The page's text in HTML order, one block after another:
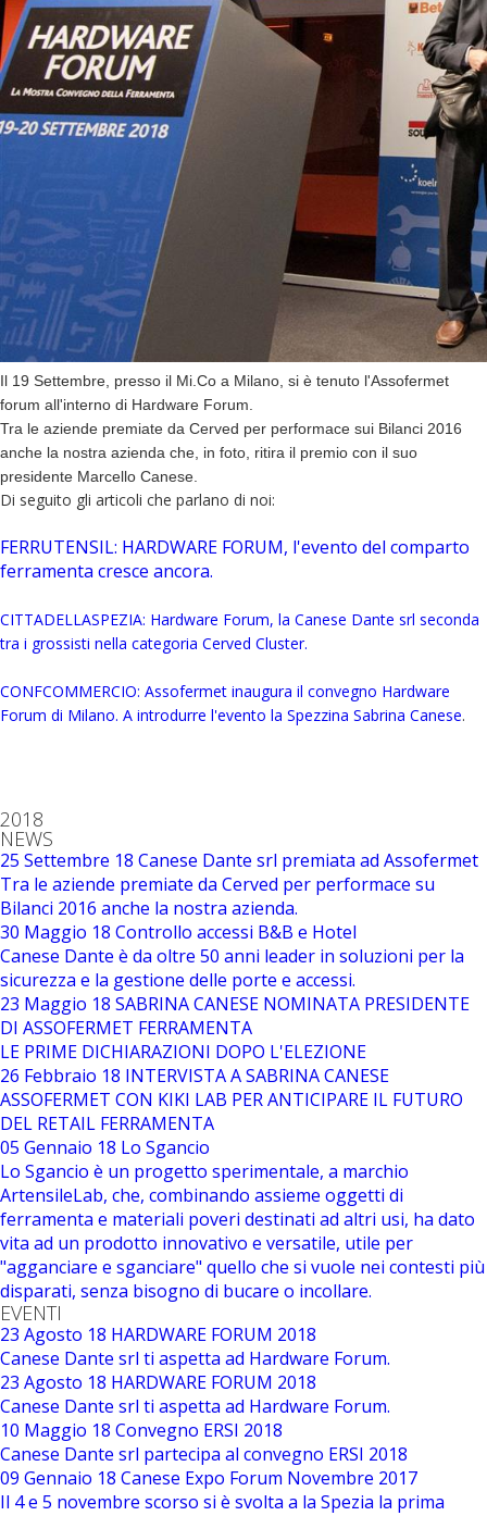
Il 19 Settembre, presso il Mi.Co a Milano, si è tenuto l'Assofermet
forum all'interno di Hardware Forum.
Tra le aziende premiate da Cerved per performace sui Bilanci 2016
anche la nostra azienda che, in foto, ritira il premio con il suo
presidente Marcello Canese.
Di seguito gli articoli che parlano di noi:
FERRUTENSIL: HARDWARE FORUM, l'evento del comparto
ferramenta cresce ancora.
CITTADELLASPEZIA: Hardware Forum, la Canese Dante srl seconda
tra i grossisti nella categoria Cerved Cluster.
CONFCOMMERCIO: Assofermet inaugura il convegno Hardware
Forum di Milano. A introdurre l'evento la Spezzina Sabrina Canese.
2018
NEWS
25 Settembre 18 Canese Dante srl premiata ad Assofermet
Tra le aziende premiate da Cerved per performace su
Bilanci 2016 anche la nostra azienda.
30 Maggio 18 Controllo accessi B&B e Hotel
Canese Dante è da oltre 50 anni leader in soluzioni per la
sicurezza e la gestione delle porte e accessi.
23 Maggio 18 SABRINA CANESE NOMINATA PRESIDENTE
DI ASSOFERMET FERRAMENTA
LE PRIME DICHIARAZIONI DOPO L'ELEZIONE
26 Febbraio 18 INTERVISTA A SABRINA CANESE
ASSOFERMET CON KIKI LAB PER ANTICIPARE IL FUTURO
DEL RETAIL FERRAMENTA
05 Gennaio 18 Lo Sgancio
Lo Sgancio è un progetto sperimentale, a marchio
ArtensileLab, che, combinando assieme oggetti di
ferramenta e materiali poveri destinati ad altri usi, ha dato
vita ad un prodotto innovativo e versatile, utile per
"agganciare e sganciare" quello che si vuole nei contesti più
disparati, senza bisogno di bucare o incollare.
EVENTI
23 Agosto 18 HARDWARE FORUM 2018
Canese Dante srl ti aspetta ad Hardware Forum.
23 Agosto 18 HARDWARE FORUM 2018
Canese Dante srl ti aspetta ad Hardware Forum.
10 Maggio 18 Convegno ERSI 2018
Canese Dante srl partecipa al convegno ERSI 2018
09 Gennaio 18 Canese Expo Forum Novembre 2017
Il 4 e 5 novembre scorso si è svolta a la Spezia la prima